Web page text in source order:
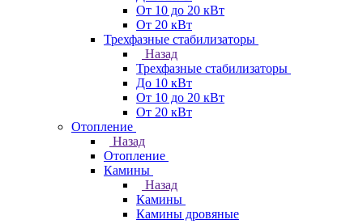
От 10 до 20 кВт
От 20 кВт
Трехфазные стабилизаторы
Назад
Трехфазные стабилизаторы
До 10 кВт
От 10 до 20 кВт
От 20 кВт
Отопление
Назад
Отопление
Камины
Назад
Камины
Камины дровяные